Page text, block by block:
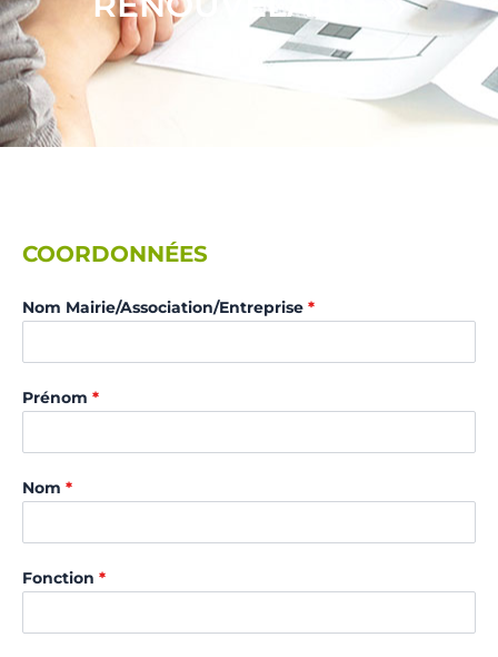
COORDONNÉES
Nom Mairie/Association/Entreprise *
Prénom *
Nom *
Fonction *